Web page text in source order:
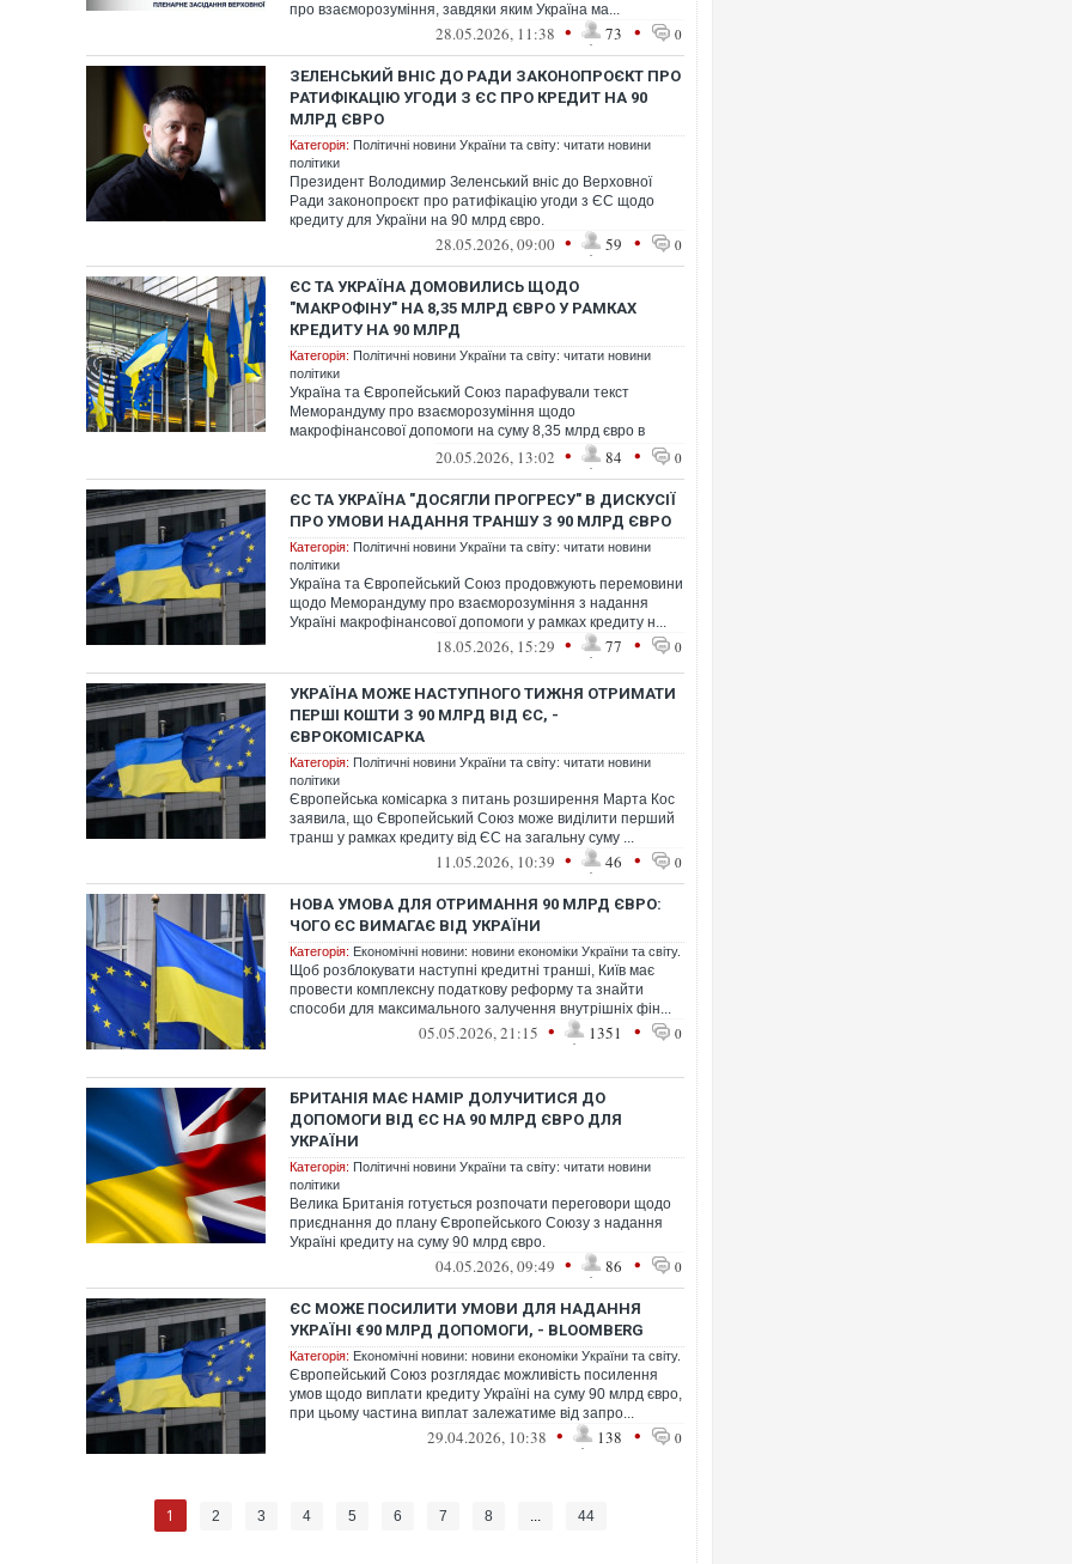
про взаєморозуміння, завдяки яким Україна ма...
28.05.2026, 11:38 • 73 • 0
ЗЕЛЕНСЬКИЙ ВНІС ДО РАДИ ЗАКОНОПРОЄКТ ПРО
РАТИФІКАЦІЮ УГОДИ З ЄС ПРО КРЕДИТ НА 90
МЛРД ЄВРО
Категорія: Політичні новини України та світу: читати новини
політики
Президент Володимир Зеленський вніс до Верховної
Ради законопроєкт про ратифікацію угоди з ЄС щодо
кредиту для України на 90 млрд євро.
28.05.2026, 09:00 • 59 • 0
ЄС ТА УКРАЇНА ДОМОВИЛИСЬ ЩОДО
"МАКРОФІНУ" НА 8,35 МЛРД ЄВРО У РАМКАХ
КРЕДИТУ НА 90 МЛРД
Категорія: Політичні новини України та світу: читати новини
політики
Україна та Європейський Союз парафували текст
Меморандуму про взаєморозуміння щодо
макрофінансової допомоги на суму 8,35 млрд євро в
20.05.2026, 13:02 • 84 • 0
ЄС ТА УКРАЇНА "ДОСЯГЛИ ПРОГРЕСУ" В ДИСКУСІЇ
ПРО УМОВИ НАДАННЯ ТРАНШУ З 90 МЛРД ЄВРО
Категорія: Політичні новини України та світу: читати новини
політики
Україна та Європейський Союз продовжують перемовини
щодо Меморандуму про взаєморозуміння з надання
Україні макрофінансової допомоги у рамках кредиту н...
18.05.2026, 15:29 • 77 • 0
УКРАЇНА МОЖЕ НАСТУПНОГО ТИЖНЯ ОТРИМАТИ
ПЕРШІ КОШТИ З 90 МЛРД ВІД ЄС, -
ЄВРОКОМІСАРКА
Категорія: Політичні новини України та світу: читати новини
політики
Європейська комісарка з питань розширення Марта Кос
заявила, що Європейський Союз може виділити перший
транш у рамках кредиту від ЄС на загальну суму ...
11.05.2026, 10:39 • 46 • 0
НОВА УМОВА ДЛЯ ОТРИМАННЯ 90 МЛРД ЄВРО:
ЧОГО ЄС ВИМАГАЄ ВІД УКРАЇНИ
Категорія: Економічні новини: новини економіки України та світу.
Щоб розблокувати наступні кредитні транші, Київ має
провести комплексну податкову реформу та знайти
способи для максимального залучення внутрішніх фін...
05.05.2026, 21:15 • 1351 • 0
БРИТАНІЯ МАЄ НАМІР ДОЛУЧИТИСЯ ДО
ДОПОМОГИ ВІД ЄС НА 90 МЛРД ЄВРО ДЛЯ
УКРАЇНИ
Категорія: Політичні новини України та світу: читати новини
політики
Велика Британія готується розпочати переговори щодо
приєднання до плану Європейського Союзу з надання
Україні кредиту на суму 90 млрд євро.
04.05.2026, 09:49 • 86 • 0
ЄС МОЖЕ ПОСИЛИТИ УМОВИ ДЛЯ НАДАННЯ
УКРАЇНІ €90 МЛРД ДОПОМОГИ, - BLOOMBERG
Категорія: Економічні новини: новини економіки України та світу.
Європейський Союз розглядає можливість посилення
умов щодо виплати кредиту Україні на суму 90 млрд євро,
при цьому частина виплат залежатиме від запро...
29.04.2026, 10:38 • 138 • 0
1 2 3 4 5 6 7 8 ... 44
Ворог завдав комбінованого
двоє поранених. Ще десятеро
після атаки БПЛА по ринку на
Одесу накрила потужна злива